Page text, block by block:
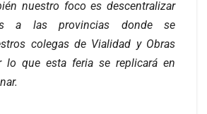
nuestro foco es descentralizar
a las provincias donde se
colegas de Vialidad y Obras
lo que esta feria se replicará en